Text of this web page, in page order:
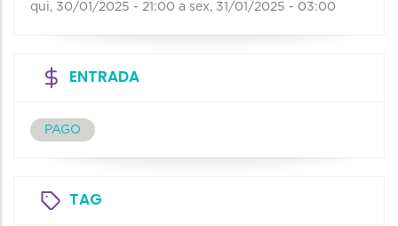
qui, 30/01/2025 - 21:00 a sex, 31/01/2025 - 03:00
ENTRADA
PAGO
TAG